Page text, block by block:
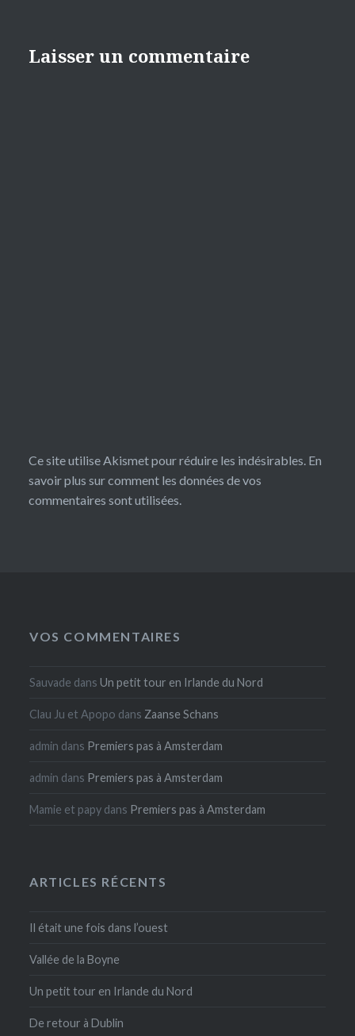
Laisser un commentaire
Ce site utilise Akismet pour réduire les indésirables. En
savoir plus sur comment les données de vos
commentaires sont utilisées.
VOS COMMENTAIRES
Sauvade dansUn petit tour en Irlande du Nord
Clau Ju et Apopo dans Zaanse Schans
admin dans Premiers pas à Amsterdam
admin dans Premiers pas à Amsterdam
Mamie et papy dans Premiers pas à Amsterdam
ARTICLES RÉCENTS
Il était une fois dans l’ouest
Vallée de la Boyne
Un petit tour en Irlande du Nord
De retour à Dublin